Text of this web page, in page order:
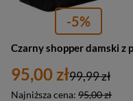
-5%
95,00 zł
Najniższa cena: 95,00 zł
99,99 zł